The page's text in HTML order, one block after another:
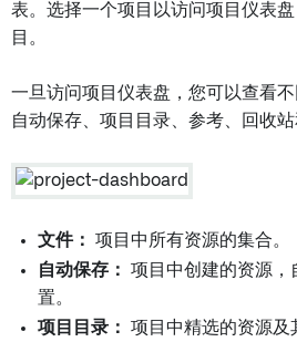
表。选择一个项目以访问项目仪表
目。
一旦访问项目仪表盘，您可以查看不
自动保存、项目目录、参考、回收站
文件：
项目中所有资源的集合。
自动保存：
项目中创建的资源，
置。
项目目录：
项目中精选的资源及